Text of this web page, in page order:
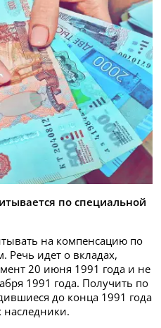
по специальной
на компенсацию по
Речь идет о вкладах,
20 июня 1991 года и не
1991 года. Получить по
до конца 1991 года
наследники.